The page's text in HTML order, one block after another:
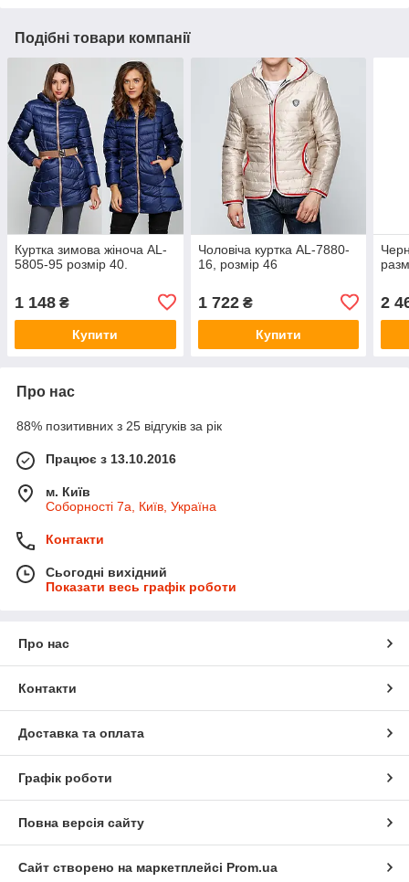
Подібні товари компанії
Куртка зимова жіноча AL-
5805-95 розмір 40.
1 148 ₴
Купити
Чоловіча куртка AL-7880-
16, розмір 46
1 722₴
Купити
2
Про нас
88% позитивних з 25 відгуків за рік
Працює з 13.10.2016
м. Київ
Соборності 7а, Київ, Україна
Контакти
Сьогодні вихідний
Показати весь графік роботи
Про нас
Контакти
Доставка та оплата
Графік роботи
Повна версія сайту
Сайт створено на маркетплейсі Prom.ua